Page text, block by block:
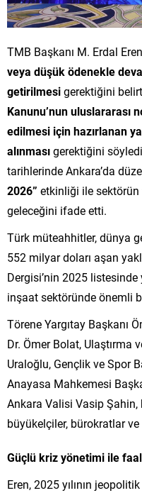
TMB Başkanı M. Erdal
veya düşük ödenekle
getirilmesigerektiğini
Kanunu’nun uluslararası
edilmesi için hazırlanan
alınmasıgerektiğini
tarihlerinde Ankara’da
2026” etkinliği ile sektörün
geleceğini ifade etti.
Türk müteahhitler, dünya
552 milyar doları aşan
Dergisi’nin 2025
inşaat sektöründe önemli
Törene Yargıtay Başkanı
Dr. Ömer Bolat, Ulaştırma
Uraloğlu, Gençlik ve Spor
Anayasa Mahkemesi
Ankara Valisi Vasip Şahin,
büyükelçiler, bürokratlar
Güçlü kriz yönetimi ile
Eren, 2025 yılının